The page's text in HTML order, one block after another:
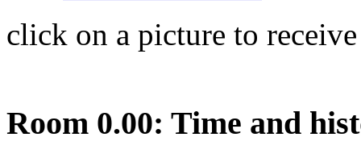
click on a picture to
Room 0.00: Time and